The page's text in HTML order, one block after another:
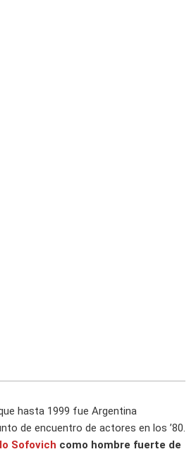
hasta 1999 fue Argentina
de encuentro de actores en los ’80.
Sofovich como hombre fuerte de